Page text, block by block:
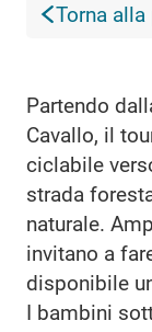
Torna
Partendo
Cavallo, il
ciclabile
strada
naturale.
invitano a
disponibile
I bambini